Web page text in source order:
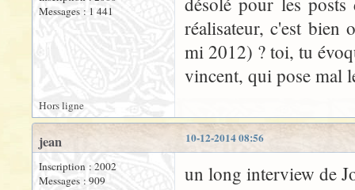
Messages : 1 441
réalisateur, c'est
mi 2012) ? toi, tu
vincent, qui pose mal
Hors ligne
10-12-2014 08:56
jean
Inscription : 2002
Messages : 909
un long interview de